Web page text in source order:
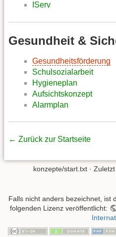
IServ
Gesundheit &
Gesundheitsförderung
Schulsozialarbeit
Hygieneplan
Aufsichtskonzept
Alarmplan
← Zurück zur Startseite
konzepte/start.txt ·
Falls nicht anders bezeichnet, ist
folgenden Lizenz veröffentlicht: